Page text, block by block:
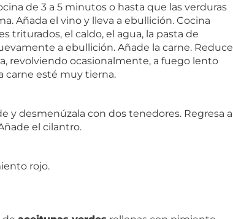
de 3 a 5 minutos o hasta que las verduras
Añada el vino y lleva a ebullición. Cocina
triturados, el caldo, el agua, la pasta de
a ebullición. Añade la carne. Reduce
revolviendo ocasionalmente, a fuego lento
carne esté muy tierna.
y desmenúzala con dos tenedores. Regresa a
el cilantro.
rojo.